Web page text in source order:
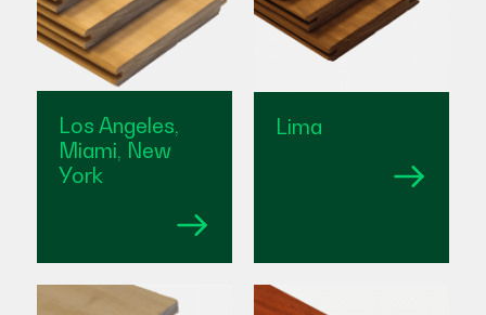
Los Angeles,
Miami, New
York
Lima